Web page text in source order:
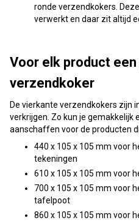
ronde verzendkokers.
verwerkt en daar zit altijd
Voor elk product
verzendkoker
De vierkante verzendkokers zijn
verkrijgen. Zo kun je gemakkelijk
aanschaffen voor de producten
440 x 105 x 105 mm voor
tekeningen
610 x 105 x 105 mm voor
700 x 105 x 105 mm voor
tafelpoot
860 x 105 x 105 mm voor